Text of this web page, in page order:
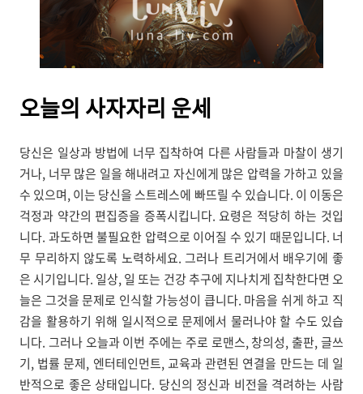
오늘의 사자자리 운세
당신은 일상과 방법에 너무 집착하여 다른 사람들과 마찰이 생기
거나, 너무 많은 일을 해내려고 자신에게 많은 압력을 가하고 있을
수 있으며, 이는 당신을 스트레스에 빠뜨릴 수 있습니다. 이 이동은
걱정과 약간의 편집증을 증폭시킵니다. 요령은 적당히 하는 것입
니다. 과도하면 불필요한 압력으로 이어질 수 있기 때문입니다. 너
무 무리하지 않도록 노력하세요. 그러나 트리거에서 배우기에 좋
은 시기입니다. 일상, 일 또는 건강 추구에 지나치게 집착한다면 오
늘은 그것을 문제로 인식할 가능성이 큽니다. 마음을 쉬게 하고 직
감을 활용하기 위해 일시적으로 문제에서 물러나야 할 수도 있습
니다. 그러나 오늘과 이번 주에는 주로 로맨스, 창의성, 출판, 글쓰
기, 법률 문제, 엔터테인먼트, 교육과 관련된 연결을 만드는 데 일
반적으로 좋은 상태입니다. 당신의 정신과 비전을 격려하는 사람